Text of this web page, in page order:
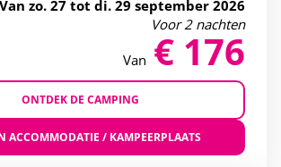
Van zo. 27 tot di. 29 september 2026
Voor 2 nachten
Van € 176
ONTDEK DE CAMPING
ACCOMMODATIE / KAMPEERPLAATS